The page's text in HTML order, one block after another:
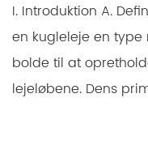
I. Introduktion A. Definition af kuglelejer I sin kerne er
en kugleleje en
bolde til at
lejeløbene. Dens